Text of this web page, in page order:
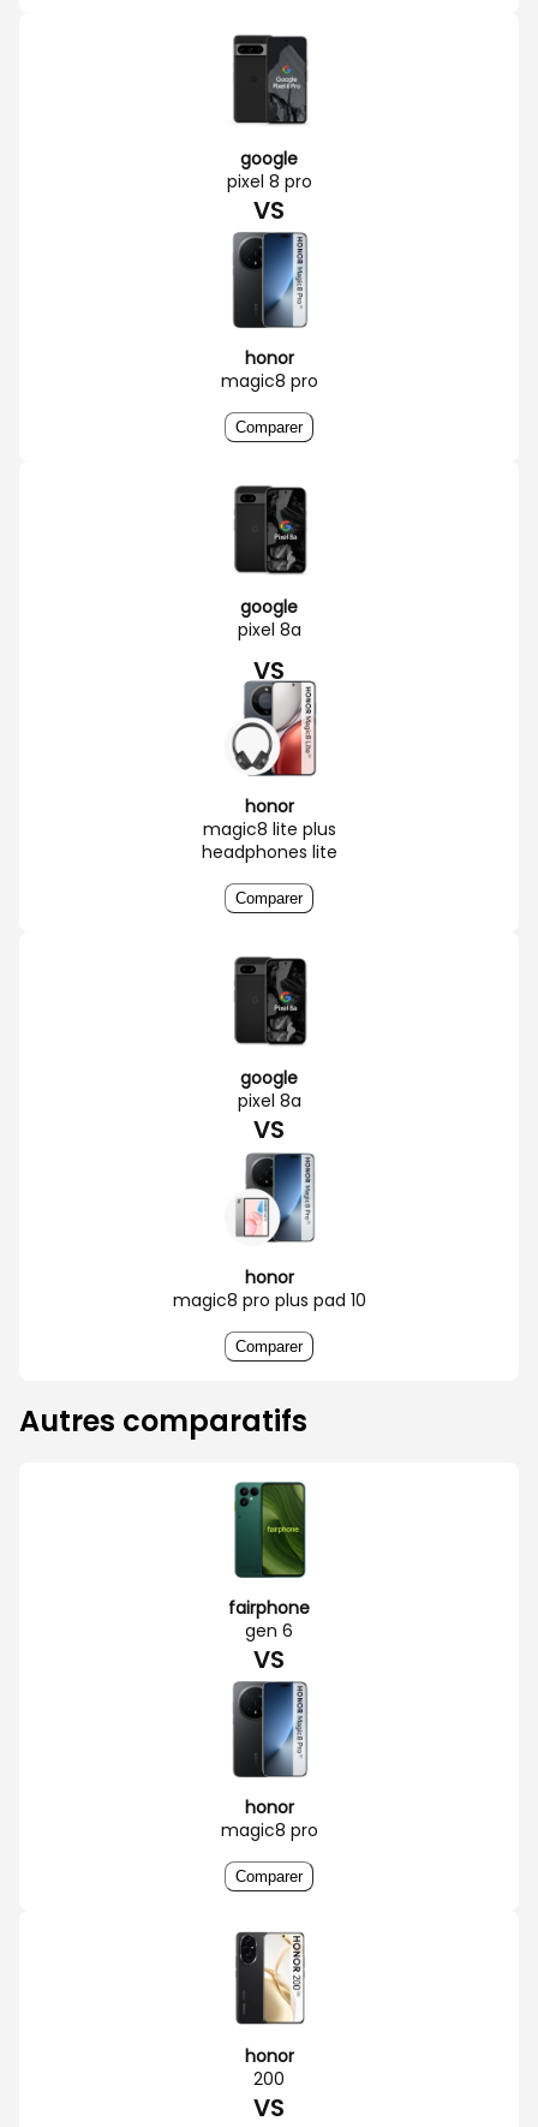
google
pixel 8 pro
VS
honor
magic8 pro
Comparer
google
pixel 8a
VS
honor
magic8 lite plus
headphones lite
Comparer
google
pixel 8a
VS
honor
magic8 pro plus pad 10
Comparer
Autres comparatifs
fairphone
gen 6
VS
honor
magic8 pro
Comparer
honor
200
VS